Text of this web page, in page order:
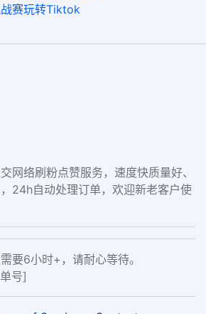
赛玩转Tiktok
网络刷粉点赞服务，速度快质量好、
24h自动处理订单，欢迎新老客户使
要6小时+，请耐心等待。
号]